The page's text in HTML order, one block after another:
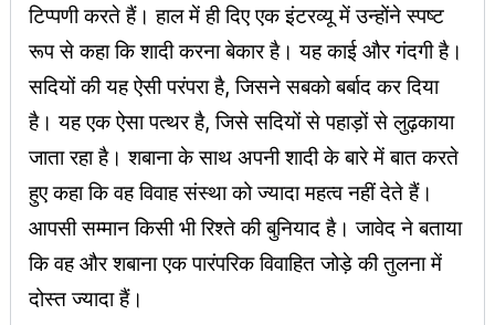
टिप्पणी करते हैं। हाल में ही दिए एक इंटरव्यू में उन्होंने स्पष्ट
रूप से कहा कि शादी करना बेकार है। यह काई और गंदगी है।
सदियों की यह ऐसी परंपरा है, जिसने सबको बर्बाद कर दिया
है। यह एक ऐसा पत्थर है, जिसे सदियों से पहाड़ों से लुढ़काया
जाता रहा है। शबाना के साथ अपनी शादी के बारे में बात करते
हुए कहा कि वह विवाह संस्था को ज्यादा महत्व नहीं देते हैं।
आपसी सम्मान किसी भी रिश्ते की बुनियाद है। जावेद ने बताया
कि वह और शबाना एक पारंपरिक विवाहित जोड़े की तुलना में
दोस्त ज्यादा हैं।